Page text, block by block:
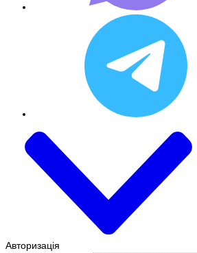
Авторизація